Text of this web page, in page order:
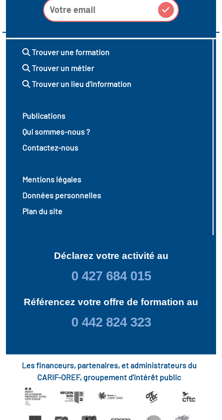
Trouver une formation
Trouver un métier
Trouver un lieu d'information
Publications
Qui sommes-nous ?
Contactez-nous
Mentions légales
Données personnelles
Plan du site
Déclarez votre activité au
0 427 684 015
Référencez votre offre de formation au
0 442 824 323
Les financeurs, partenaires, et administrateurs du
CARIF-OREF, groupement d'intérêt public